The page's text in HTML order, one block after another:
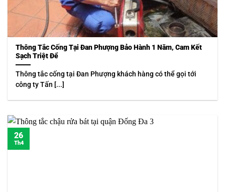
Thông Tắc Cống Tại Đan Phượng Bảo Hành 1 Năm, Cam Kết
Sạch Triệt Để
Thông tắc cống tại Đan Phượng khách hàng có thể gọi tới
công ty Tấn [...]
26
Th4